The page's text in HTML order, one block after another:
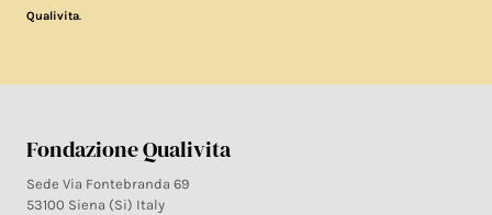
Qualivita.
Fondazione Qualivita
Sede Via Fontebranda 69
53100 Siena (Si) Italy